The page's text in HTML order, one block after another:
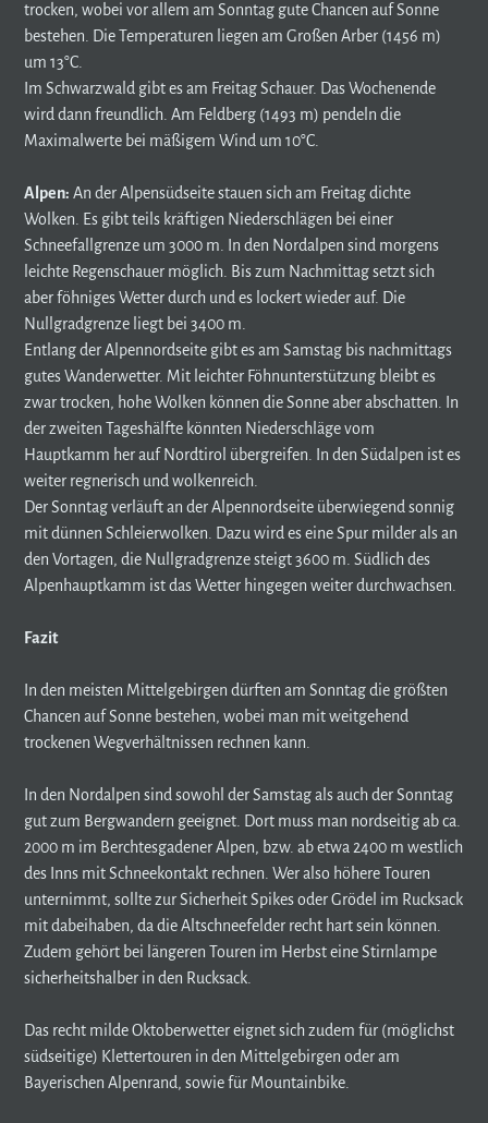
trocken, wobei vor allem am Sonntag gute Chancen auf Sonne
bestehen. Die Temperaturen liegen am Großen Arber (1456 m)
um 13°C.
Im Schwarzwald gibt es am Freitag Schauer. Das Wochenende
wird dann freundlich. Am Feldberg (1493 m) pendeln die
Maximalwerte bei mäßigem Wind um 10°C.
Alpen: An der Alpensüdseite stauen sich am Freitag dichte
Wolken. Es gibt teils kräftigen Niederschlägen bei einer
Schneefallgrenze um 3000 m. In den Nordalpen sind morgens
leichte Regenschauer möglich. Bis zum Nachmittag setzt sich
aber föhniges Wetter durch und es lockert wieder auf. Die
Nullgradgrenze liegt bei 3400 m.
Entlang der Alpennordseite gibt es am Samstag bis nachmittags
gutes Wanderwetter. Mit leichter Föhnunterstützung bleibt es
zwar trocken, hohe Wolken können die Sonne aber abschatten. In
der zweiten Tageshälfte könnten Niederschläge vom
Hauptkamm her auf Nordtirol übergreifen. In den Südalpen ist es
weiter regnerisch und wolkenreich.
Der Sonntag verläuft an der Alpennordseite überwiegend sonnig
mit dünnen Schleierwolken. Dazu wird es eine Spur milder als an
den Vortagen, die Nullgradgrenze steigt 3600 m. Südlich des
Alpenhauptkamm ist das Wetter hingegen weiter durchwachsen.
Fazit
In den meisten Mittelgebirgen dürften am Sonntag die größten
Chancen auf Sonne bestehen, wobei man mit weitgehend
trockenen Wegverhältnissen rechnen kann.
In den Nordalpen sind sowohl der Samstag als auch der Sonntag
gut zum Bergwandern geeignet. Dort muss man nordseitig ab ca.
2000 m im Berchtesgadener Alpen, bzw. ab etwa 2400 m westlich
des Inns mit Schneekontakt rechnen. Wer also höhere Touren
unternimmt, sollte zur Sicherheit Spikes oder Grödel im Rucksack
mit dabeihaben, da die Altschneefelder recht hart sein können.
Zudem gehört bei längeren Touren im Herbst eine Stirnlampe
sicherheitshalber in den Rucksack.
Das recht milde Oktoberwetter eignet sich zudem für (möglichst
südseitige) Klettertouren in den Mittelgebirgen oder am
Bayerischen Alpenrand, sowie für Mountainbike.